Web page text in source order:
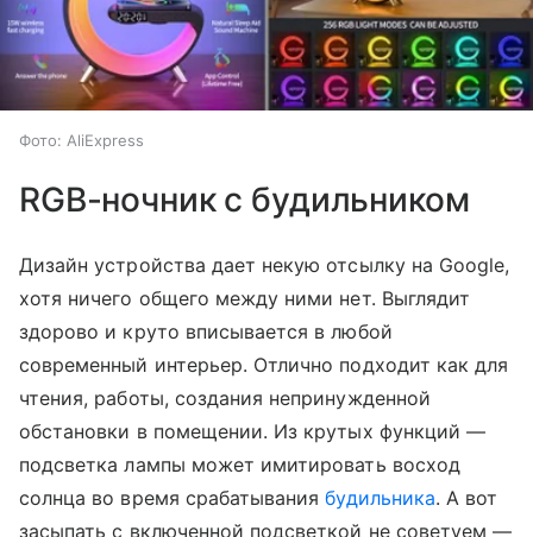
Фото: AliExpress
RGB-ночник с будильником
Дизайн устройства дает некую отсылку на Google,
хотя ничего общего между ними нет. Выглядит
здорово и круто вписывается в любой
современный интерьер. Отлично подходит как для
чтения, работы, создания непринужденной
обстановки в помещении. Из крутых функций —
подсветка лампы может имитировать восход
солнца во время срабатываниябудильника. А вот
засыпать с включенной подсветкой не советуем —